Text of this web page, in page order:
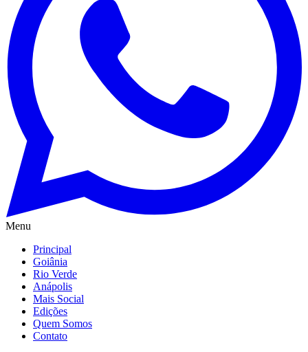
Menu
Principal
Goiânia
Rio Verde
Anápolis
Mais Social
Edições
Quem Somos
Contato